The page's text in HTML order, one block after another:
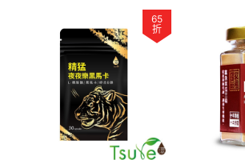
65
折